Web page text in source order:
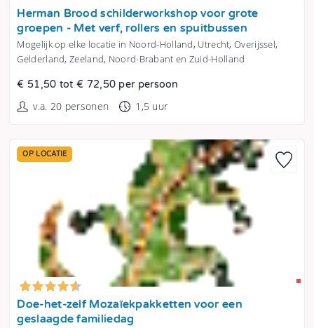
Tonen
Herman Brood schilderworkshop voor grote
groepen - Met verf, rollers en spuitbussen
Mogelijk op elke locatie in Noord-Holland, Utrecht, Overijssel,
Gelderland, Zeeland, Noord-Brabant en Zuid-Holland
€ 51,50 tot € 72,50 per persoon
v.a. 20 personen 1,5 uur
Tonen
OP LOCATIE
Doe-het-zelf Mozaïekpakketten voor een
geslaagde familiedag